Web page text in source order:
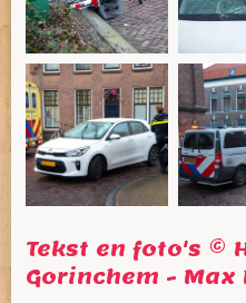
Tekst en foto's ©
Gorinchem - Max